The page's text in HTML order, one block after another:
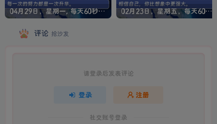
04月29日，星期一, 每天60秒读懂全世界！ 02月23日，星期五，每天60秒读懂全世界！
评论 抢沙发
请登录后发表评论
登录 注册
社交账号登录